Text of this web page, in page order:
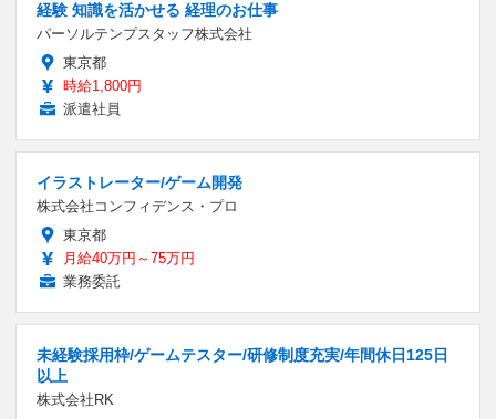
経験 知識を活かせる 経理のお仕事
パーソルテンプスタッフ株式会社
東京都
時給1,800円
派遣社員
イラストレーター/ゲーム開発
株式会社コンフィデンス・プロ
東京都
月給40万円～75万円
業務委託
未経験採用枠/ゲームテスター/研修制度充実/年間休日125日
以上
株式会社RK